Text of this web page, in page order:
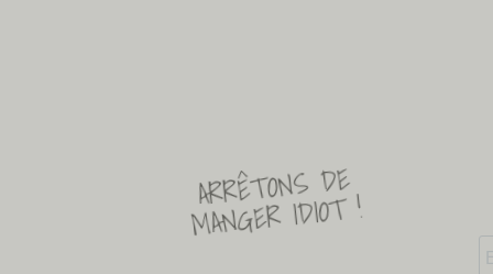
ARRÊTONS DE
MANGER IDIOT !